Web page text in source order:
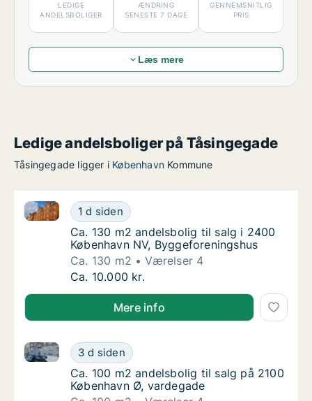
LEDIGE
ANDELSBOLIGER
ÆNDRING
SENESTE 7 DAGE
GENNEMSNITLIG
PRIS
Læs mere
Ledige andelsboliger på Tåsingegade
Tåsingegade ligger i København Kommune
Ca. 130 m2 andelsbolig til salg i 2400
1 d siden
Ca. 130 m2 andelsbolig til salg i 2400 København
Ca. 130 m2 andelsbolig til salg i 2400
Ca. 130 m2 andelsbolig til salg i 2400
København NV, Byggeforeningshus
Ca. 130 m2
Værelser 4
Ca. 130 m2 andelsbolig til salg i 2400
Ca. 10.000 kr.
Mere info
Ca. 100 m2 andelsbolig til salg på 2100
3 d siden
Ca. 100 m2 andelsbolig til salg på 2100 København
Ca. 100 m2 andelsbolig til salg på 2100
Ca. 100 m2 andelsbolig til salg på 2100
København Ø, vardegade